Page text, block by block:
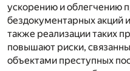
ускорению и облегчению
бездокументарных акций
также реализации таких
повышают риски,
объектами преступных